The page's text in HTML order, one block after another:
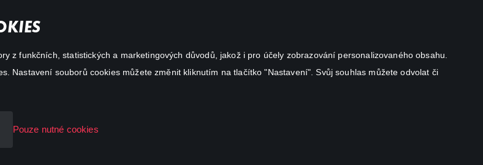
z funkčních, statistických a marketingových důvodů, jakož i pro účely zobrazování personalizovaného obsahu.
Nastavení souborů cookies můžete změnit kliknutím na tlačítko "Nastavení". Svůj souhlas můžete odvolat či
Pouze nutné cookies
Canal+ Luxembourg S. à r.l. se sídlem Rue Albert Borschette 4,